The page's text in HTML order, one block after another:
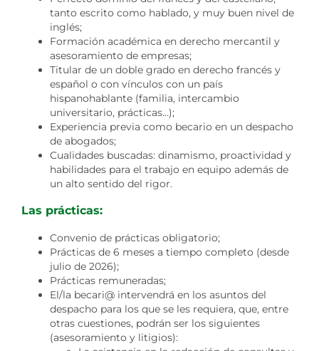
tanto escrito como hablado, y muy buen nivel de
inglés;
Formación académica en derecho mercantil y
asesoramiento de empresas;
Titular de un doble grado en derecho francés y
español o con vínculos con un país
hispanohablante (familia, intercambio
universitario, prácticas…);
Experiencia previa como becario en un despacho
de abogados;
Cualidades buscadas: dinamismo, proactividad y
habilidades para el trabajo en equipo además de
un alto sentido del rigor.
Las prácticas:
Convenio de prácticas obligatorio;
Prácticas de 6 meses a tiempo completo (desde
julio de 2026);
Prácticas remuneradas;
El/la becari@ intervendrá en los asuntos del
despacho para los que se les requiera, que, entre
otras cuestiones, podrán ser los siguientes
(asesoramiento y litigios):